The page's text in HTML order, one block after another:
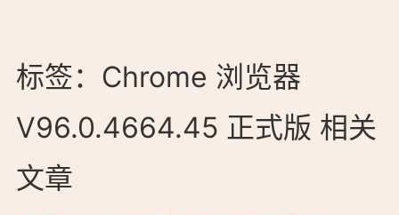
标签：Chrome 浏览器
V96.0.4664.45 正式版 相关
文章